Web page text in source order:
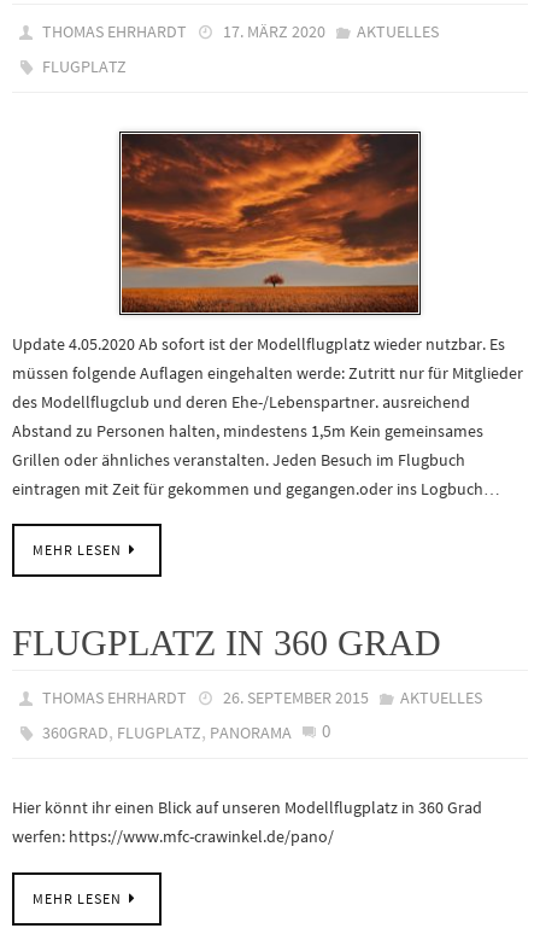
THOMAS EHRHARDT 17. MÄRZ 2020
AKTUELLES
FLUGPLATZ
Update 4.05.2020 Ab sofort ist der Modellflugplatz wieder nutzbar. Es
müssen folgende Auflagen eingehalten werde: Zutritt nur für Mitglieder
des Modellflugclub und deren Ehe-/Lebenspartner. ausreichend
Abstand zu Personen halten, mindestens 1,5m Kein gemeinsames
Grillen oder ähnliches veranstalten. Jeden Besuch im Flugbuch
eintragen mit Zeit für gekommen und gegangen.oder ins Logbuch…
MEHR LESEN
FLUGPLATZ IN 360 GRAD
THOMAS EHRHARDT 26. SEPTEMBER 2015
AKTUELLES
360GRAD, FLUGPLATZ, PANORAMA 0
Hier könnt ihr einen Blick auf unseren Modellflugplatz in 360 Grad
werfen: https://www.mfc-crawinkel.de/pano/
MEHR LESEN